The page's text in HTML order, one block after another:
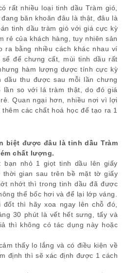
rất nhiều loại tinh dầu Tràm gió,
băn khoăn đâu là thật, đâu là
tinh dầu tràm gió với giá cực kỳ
rẻ của khách hàng, tuy nhiên sản
ra bằng nhiều cách khác nhau ví
để chưng cất, mùi tinh dầu rất
hàm lượng dược tính cực kỳ
thu được sau mỗi lần chưng
lần so với lá tràm thật, do đó giá
Quan ngại hơn, nhiều nơi vì lợi
các chất hoá học để tạo ra 1
biệt được đâu là tinh dầu Tràm
chất lượng.
bạn nhỏ 1 giọt tinh dầu lên giấy
thời gian sau trên bề mặt tờ giấy
nhớt thì trong tinh dầu đã được
thể bốc hơi và để lại lớp váng.
thì hãy xoa ngay lên chỗ đó,
30 phút là vết hết sưng, tấy và
thì không có tác dụng này hoặc
thấy lo lắng và có điều kiện về
định thì sẽ xác định được 1 cách